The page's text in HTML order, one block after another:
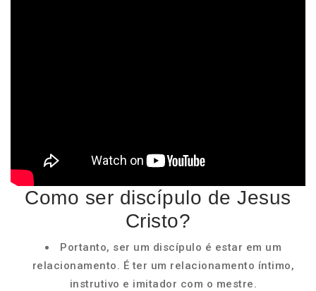
Como ser discípulo de Jesus
Cristo?
Portanto, ser um discípulo é estar em um
relacionamento. É ter um relacionamento íntimo,
instrutivo e imitador com o mestre.